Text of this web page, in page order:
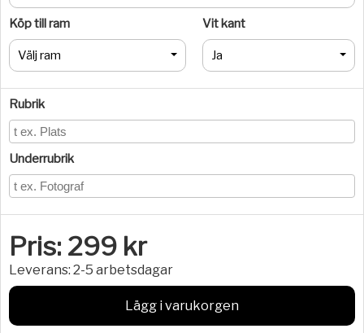
Köp till ram
Välj ram
Vit kant
Ja
Rubrik
Underrubrik
Pris: 299 kr
Leverans: 2-5 arbetsdagar
Lägg i varukorgen